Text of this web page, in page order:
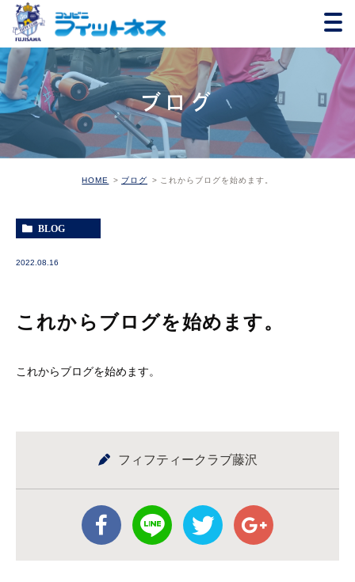
ブログ
HOME ブログ これからブログを始めます。
BLOG
2022.08.16
これからブログを始めます。
これからブログを始めます。
フィフティークラブ藤沢